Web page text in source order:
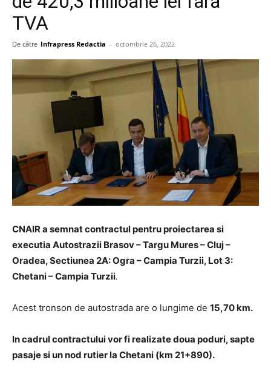
TVA
De către Infrapress Redactia - octombrie 26, 2022
CNAIR a semnat contractul pentru proiectarea si
executia Autostrazii Brasov – Targu Mures – Cluj –
Oradea, Sectiunea 2A: Ogra – Campia Turzii, Lot 3:
Chetani – Campia Turzii.
Acest tronson de autostrada are o lungime de 15,70 km.
In cadrul contractului vor fi realizate doua poduri, sapte
pasaje si un nod rutier la Chetani (km 21+890).